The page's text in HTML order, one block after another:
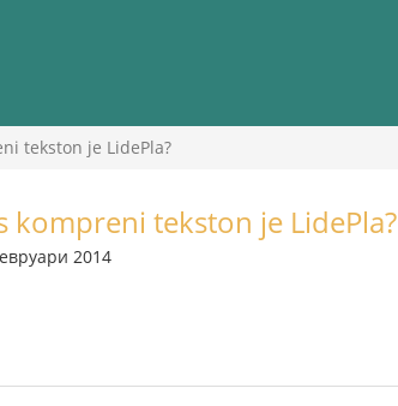
tekston je LidePla?
kompreni tekston je LidePla?
2014